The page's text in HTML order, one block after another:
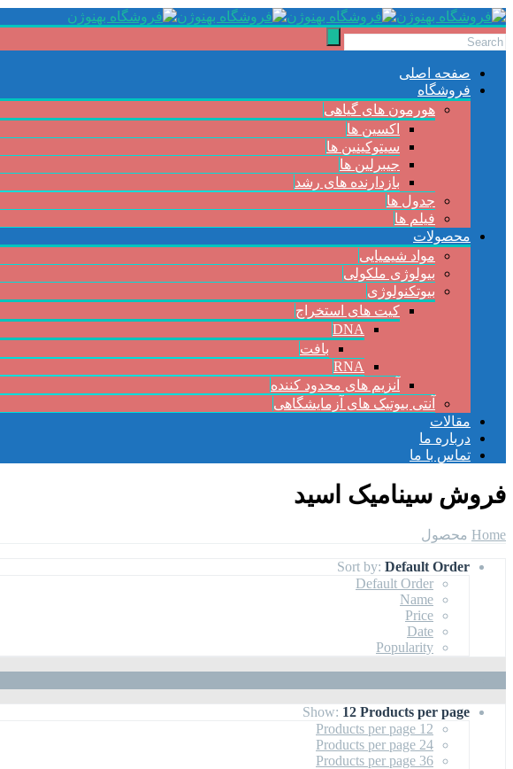
صفحه اصلی
فروشگاه
هورمون های گیاهی
اکسین ها
سیتوکینین ها
جیبرلین ها
بازدارنده های رشد
جدول ها
فیلم ها
محصولات
مواد شیمیایی
بیولوژی ملکولی
بیوتکنولوژی
کیت های استخراج
DNA
بافت
RNA
آنزیم های محدود کننده
آنتی بیوتیک های آزمایشگاهی
مقالات
درباره ما
تماس با ما
فروش سینامیک اسید
Home محصول
Sort by: Default Order
Default Order
Name
Price
Date
Popularity
Show: 12 Products per page
12 Products per page
24 Products per page
36 Products per page